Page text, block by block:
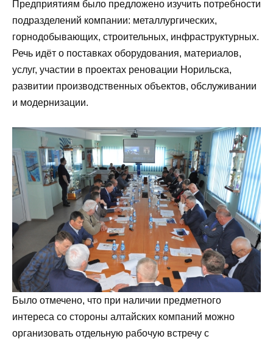
Предприятиям было предложено изучить потребности
подразделений компании: металлургических,
горнодобывающих, строительных, инфраструктурных.
Речь идёт о поставках оборудования, материалов,
услуг, участии в проектах реновации Норильска,
развитии производственных объектов, обслуживании
и модернизации.
Было отмечено, что при наличии предметного
интереса со стороны алтайских компаний можно
организовать отдельную рабочую встречу с